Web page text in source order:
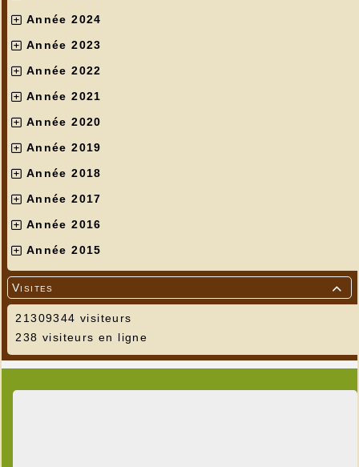
Année 2024
Année 2023
Année 2022
Année 2021
Année 2020
Année 2019
Année 2018
Année 2017
Année 2016
Année 2015

Visites
21309344 visiteurs
238 visiteurs en ligne